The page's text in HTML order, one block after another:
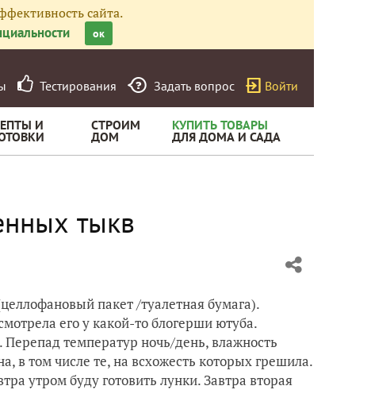
сайта.
ок
Тестирования Задать вопрос Войти
И СТРОИМ
ДОМ
КУПИТЬ ТОВАРЫ
ДЛЯ ДОМА И САДА
тыкв
пакет /туалетная бумага).
его у какой-то блогерши ютуба.
температур ночь/день, влажность
в том числе те, на всхожесть которых грешила.
утром буду готовить лунки. Завтра вторая